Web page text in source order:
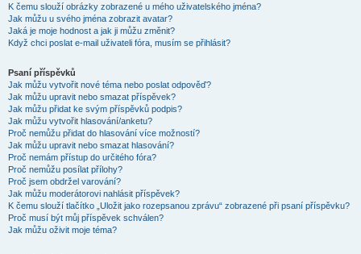
K čemu slouží obrázky zobrazené u mého uživatelského jména?
Jak můžu u svého jména zobrazit avatar?
Jaká je moje hodnost a jak ji můžu změnit?
Když chci poslat e-mail uživateli fóra, musím se přihlásit?
Psaní příspěvků
Jak můžu vytvořit nové téma nebo poslat odpověď?
Jak můžu upravit nebo smazat příspěvek?
Jak můžu přidat ke svým příspěvků podpis?
Jak můžu vytvořit hlasování/anketu?
Proč nemůžu přidat do hlasování více možností?
Jak můžu upravit nebo smazat hlasování?
Proč nemám přístup do určitého fóra?
Proč nemůžu posílat přílohy?
Proč jsem obdržel varování?
Jak můžu moderátorovi nahlásit příspěvek?
K čemu slouží tlačítko „Uložit jako rozepsanou zprávu“ zobrazené při psaní příspěvku?
Proč musí být můj příspěvek schválen?
Jak můžu oživit moje téma?